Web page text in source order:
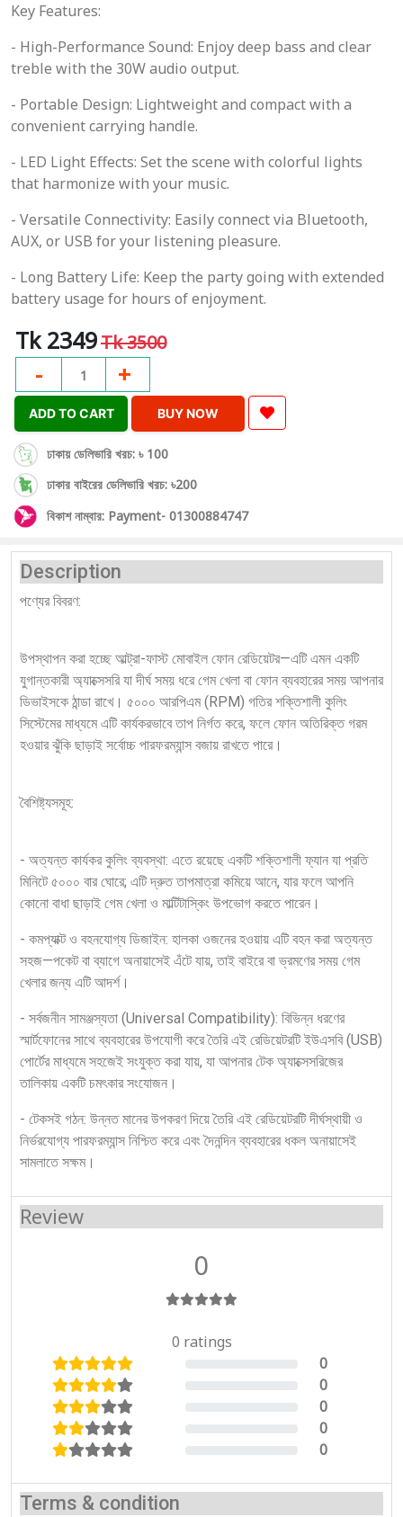
Key Features:
- High-Performance Sound: Enjoy deep bass and clear
treble with the 30W audio output.
- Portable Design: Lightweight and compact with a
convenient carrying handle.
- LED Light Effects: Set the scene with colorful lights
that harmonize with your music.
- Versatile Connectivity: Easily connect via Bluetooth,
AUX, or USB for your listening pleasure.
- Long Battery Life: Keep the party going with extended
battery usage for hours of enjoyment.
Tk 2349Tk 3500
- 1 +
ADD TO CART BUY NOW
ঢাকায় ডেলিভারি খরচ: ৳ 100
ঢাকার বাইরের ডেলিভারি খরচ: ৳200
বিকাশ নাম্বার: Payment- 01300884747
Description
পণ্যের বিবরণ:
উপস্থাপন করা হচ্ছে আল্ট্রা-ফাস্ট মোবাইল ফোন রেডিয়েটর—এটি এমন একটি
যুগান্তকারী অ্যাক্সেসরি যা দীর্ঘ সময় ধরে গেম খেলা বা ফোন ব্যবহারের সময় আপনার
ডিভাইসকে ঠান্ডা রাখে। ৫০০০ আরপিএম (RPM) গতির শক্তিশালী কুলিং
সিস্টেমের মাধ্যমে এটি কার্যকরভাবে তাপ নির্গত করে, ফলে ফোন অতিরিক্ত গরম
হওয়ার ঝুঁকি ছাড়াই সর্বোচ্চ পারফরম্যান্স বজায় রাখতে পারে।
বৈশিষ্ট্যসমূহ:
- অত্যন্ত কার্যকর কুলিং ব্যবস্থা: এতে রয়েছে একটি শক্তিশালী ফ্যান যা প্রতি
মিনিটে ৫০০০ বার ঘোরে; এটি দ্রুত তাপমাত্রা কমিয়ে আনে, যার ফলে আপনি
কোনো বাধা ছাড়াই গেম খেলা ও মাল্টিটাস্কিং উপভোগ করতে পারেন।
- কমপ্যাক্ট ও বহনযোগ্য ডিজাইন: হালকা ওজনের হওয়ায় এটি বহন করা অত্যন্ত
সহজ—পকেট বা ব্যাগে অনায়াসেই এঁটে যায়, তাই বাইরে বা ভ্রমণের সময় গেম
খেলার জন্য এটি আদর্শ।
- সর্বজনীন সামঞ্জস্যতা (Universal Compatibility): বিভিন্ন ধরণের
স্মার্টফোনের সাথে ব্যবহারের উপযোগী করে তৈরি এই রেডিয়েটরটি ইউএসবি (USB)
পোর্টের মাধ্যমে সহজেই সংযুক্ত করা যায়, যা আপনার টেক অ্যাক্সেসরিজের
তালিকায় একটি চমৎকার সংযোজন।
- টেকসই গঠন: উন্নত মানের উপকরণ দিয়ে তৈরি এই রেডিয়েটরটি দীর্ঘস্থায়ী ও
নির্ভরযোগ্য পারফরম্যান্স নিশ্চিত করে এবং দৈনন্দিন ব্যবহারের ধকল অনায়াসেই
সামলাতে সক্ষম।
Review
0
0 ratings
0
0
0
0
0
Terms & condition